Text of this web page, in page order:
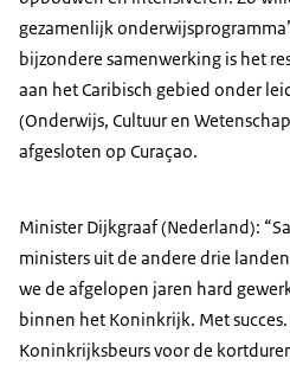
gezamenlijk
bijzondere samenwerking is het
aan het Caribisch gebied onder
(Onderwijs, Cultuur en
afgesloten op Curaçao.
Minister Dijkgraaf (Nederland):
ministers uit de andere drie
we de afgelopen jaren hard
binnen het Koninkrijk. Met
Koninkrijksbeurs voor de